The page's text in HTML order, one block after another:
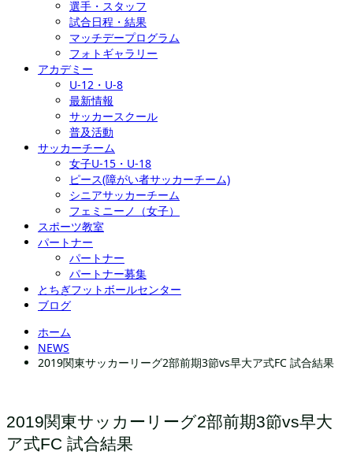
選手・スタッフ
試合日程・結果
マッチデープログラム
フォトギャラリー
アカデミー
U-12・U-8
最新情報
サッカースクール
普及活動
サッカーチーム
女子U-15・U-18
ピース(障がい者サッカーチーム)
シニアサッカーチーム
フェミニーノ（女子）
スポーツ教室
パートナー
パートナー
パートナー募集
とちぎフットボールセンター
ブログ
ホーム
NEWS
2019関東サッカーリーグ2部前期3節vs早大ア式FC 試合結果
2019関東サッカーリーグ2部前期3節vs早大
ア式FC 試合結果